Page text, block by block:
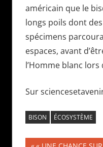
américain que le
longs poils dont
spécimens
espaces, avant
l’Homme blanc lors
Sur
BISON ÉCOSYSTÈME